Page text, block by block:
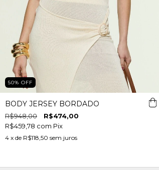
50% OFF
BODY JERSEY BORDADO
R$948,00
R$474,00
R$459,78 com Pix
4 x de R$118,50 sem juros